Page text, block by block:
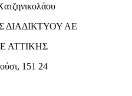
ΔΙΑΔΙΚΤΥΟΥ ΑΕ
ΑΤΤΙΚΗΣ
151 24